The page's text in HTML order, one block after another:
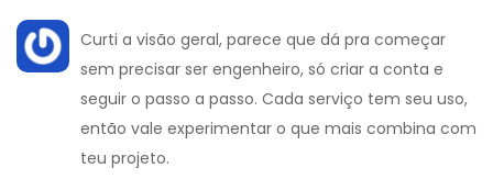
Curti a visão geral, parece que dá pra começar
sem precisar ser engenheiro, só criar a conta e
seguir o passo a passo. Cada serviço tem seu uso,
então vale experimentar o que mais combina com
teu projeto.